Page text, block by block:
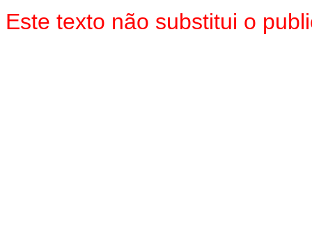
Este texto não substitui o